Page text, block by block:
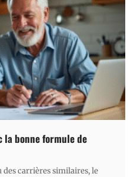
bonne formule de
des carrières similaires, le